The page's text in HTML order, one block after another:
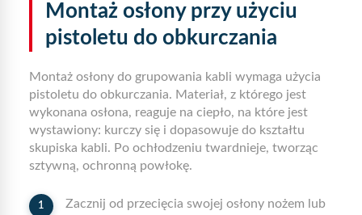
Montaż osłony przy użyciu
pistoletu do obkurczania
Montaż osłony do grupowania kabli wymaga użycia
pistoletu do obkurczania. Materiał, z którego jest
wykonana osłona, reaguje na ciepło, na które jest
wystawiony: kurczy się i dopasowuje do kształtu
skupiska kabli. Po ochłodzeniu twardnieje, tworząc
sztywną, ochronną powłokę.
Zacznij od przecięcia swojej osłony nożem lub